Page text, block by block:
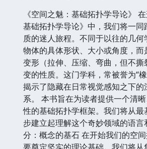
《空间之魅：基础拓扑学导论》
基础拓扑学导论》中，我们将一
质的迷人旅程。不同于以往的几
物体的具体形状、大小或角度，
变形（拉伸、压缩、弯曲，但不
变的性质。这门学科，常被誉为“
揭示了隐藏在日常视觉感知之下的
系。 本书旨在为读者提供一个清
性的基础拓扑学框架。我们将从
步建立起理解这个奇妙领域的语言
分：概念的基石 在开始我们的空